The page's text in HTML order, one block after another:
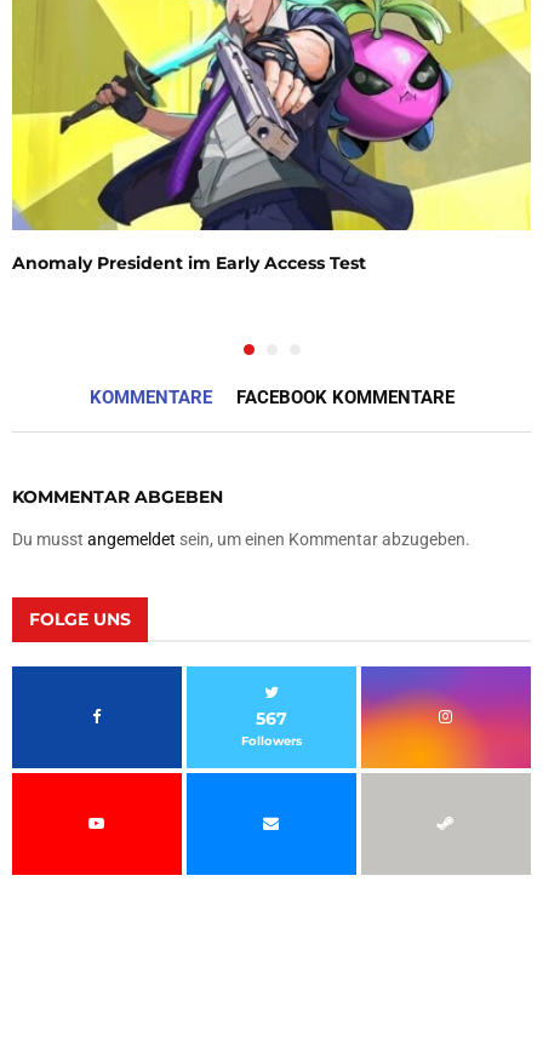
Anomaly President im Early Access Test
KOMMENTARE FACEBOOK KOMMENTARE
KOMMENTAR ABGEBEN
Du musst angemeldet sein, um einen Kommentar abzugeben.
FOLGE UNS
567
Followers